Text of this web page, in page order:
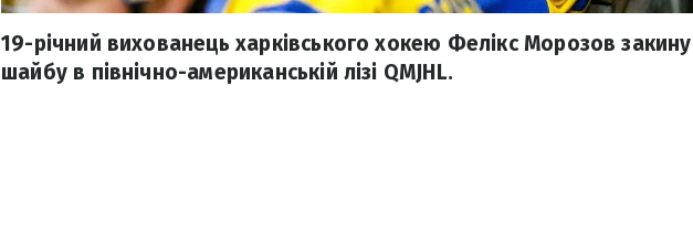
19-річний вихованець харківського хокею Фелікс Морозов
шайбу в північно-американській лізі QMJHL.